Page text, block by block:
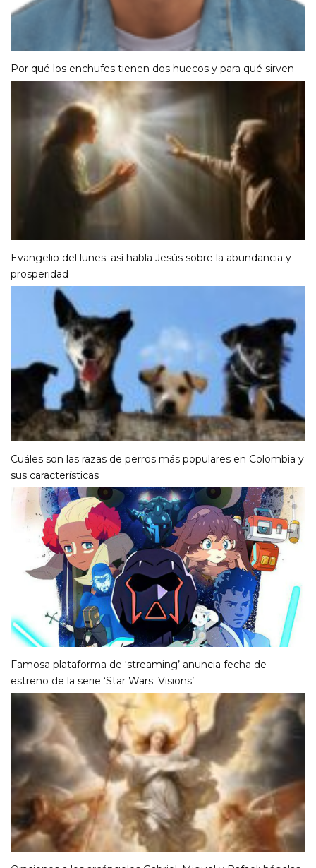
Por qué los enchufes tienen dos huecos y para qué sirven
Evangelio del lunes: así habla Jesús sobre la abundancia y
prosperidad
Cuáles son las razas de perros más populares en Colombia y
sus características
Famosa plataforma de ‘streaming’ anuncia fecha de
estreno de la serie ‘Star Wars: Visions’